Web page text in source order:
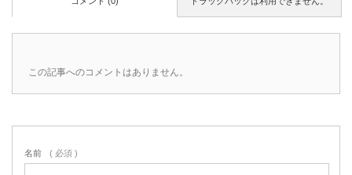
この記事へのコメントはありません。
名前 ( 必須 )